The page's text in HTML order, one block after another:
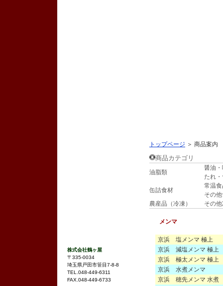
トップページ ＞ 商品案内
商品カテゴリ
油脂類
醤油
たれ
缶詰食材
常温
その
農産品（冷凍）
その
メンマ
京浜 塩メンマ 極上
京浜 減塩メンマ 極上
京浜 極太メンマ 極上
京浜 水煮メンマ
京浜 穂先メンマ 水煮
株式会社鶴ヶ屋
〒335-0034
埼玉県戸田市笹目7-8-8
TEL.048-449-6311
FAX.048-449-6733